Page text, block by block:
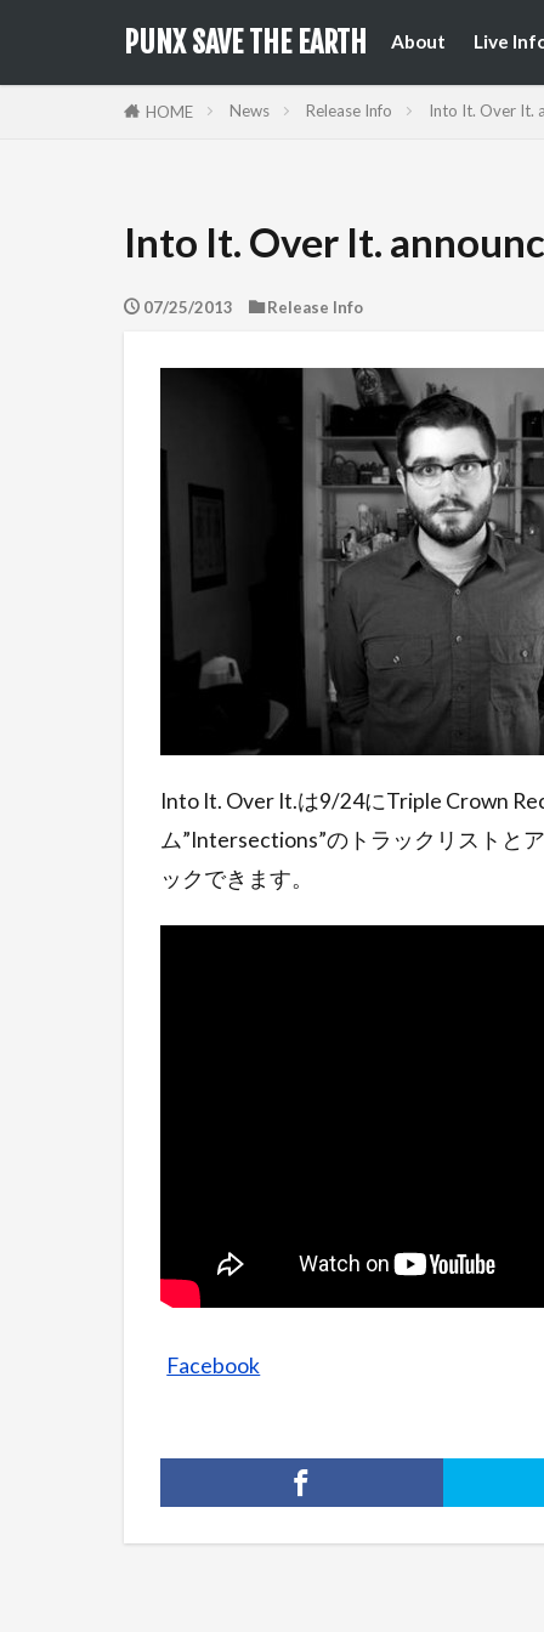
PUNX SAVE THE EARTH About Live
HOME News Release Info Into It. Over It.
Into It. Over It.
07/25/2013 Release Info
Into It. Over It.は9/24にTriple Crown
ム”Intersections”のトラックリストと
ックできます。
Facebook